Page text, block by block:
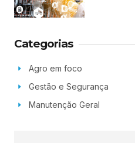
Categorias
Agro em foco
Gestão e Segurança
Manutenção Geral